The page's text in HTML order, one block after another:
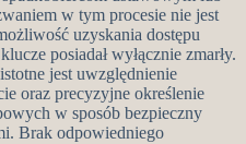
w tym procesie nie jest
uzyskania dostępu
posiadał wyłącznie zmarły.
jest uwzględnienie
oraz precyzyjne określenie
w sposób bezpieczny
Brak odpowiedniego